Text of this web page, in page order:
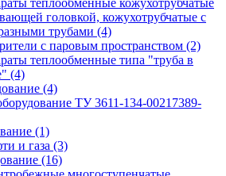
головкой, кожухотрубчатые с
трубами (4)
с паровым пространством (2)
теплообменные типа "труба в
(4)
(4)
ТУ 3611-134-00217389-
(1)
и газа (3)
(16)